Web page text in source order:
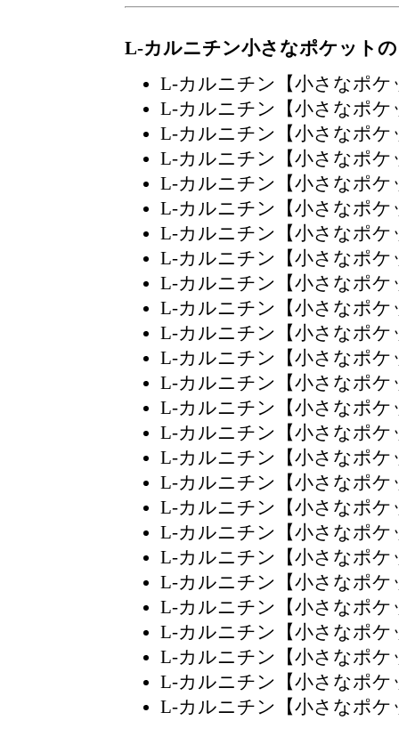
L-カルニチン小さなポケット
L-カルニチン【小さなポケ
L-カルニチン【小さなポケ
L-カルニチン【小さなポケ
L-カルニチン【小さなポケ
L-カルニチン【小さなポ
L-カルニチン【小さなポケ
L-カルニチン【小さなポケ
L-カルニチン【小さなポケ
L-カルニチン【小さなポケ
L-カルニチン【小さなポケ
L-カルニチン【小さなポケ
L-カルニチン【小さなポケ
L-カルニチン【小さなポケ
L-カルニチン【小さなポケ
L-カルニチン【小さなポケ
L-カルニチン【小さなポケ
L-カルニチン【小さなポケ
L-カルニチン【小さなポケ
L-カルニチン【小さなポケ
L-カルニチン【小さなポケ
L-カルニチン【小さなポケ
L-カルニチン【小さなポケ
L-カルニチン【小さなポケ
L-カルニチン【小さなポケ
L-カルニチン【小さなポケ
L-カルニチン【小さなポケ